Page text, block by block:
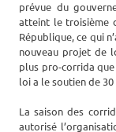
prévue du
atteint le troisième
République, ce qui
nouveau projet de
plus pro-corrida
loi a le soutien de
La saison des
autorisé